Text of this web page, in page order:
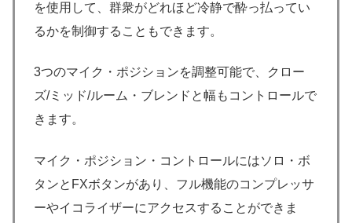
を使用して、群衆がどれほど冷静で酔っ払ってい
るかを制御することもできます。
3つのマイク・ポジションを調整可能で、クロー
ズ/ミッド/ルーム・ブレンドと幅もコントロールで
きます。
マイク・ポジション・コントロールにはソロ・ボ
タンとFXボタンがあり、フル機能のコンプレッサ
ーやイコライザーにアクセスすることができま